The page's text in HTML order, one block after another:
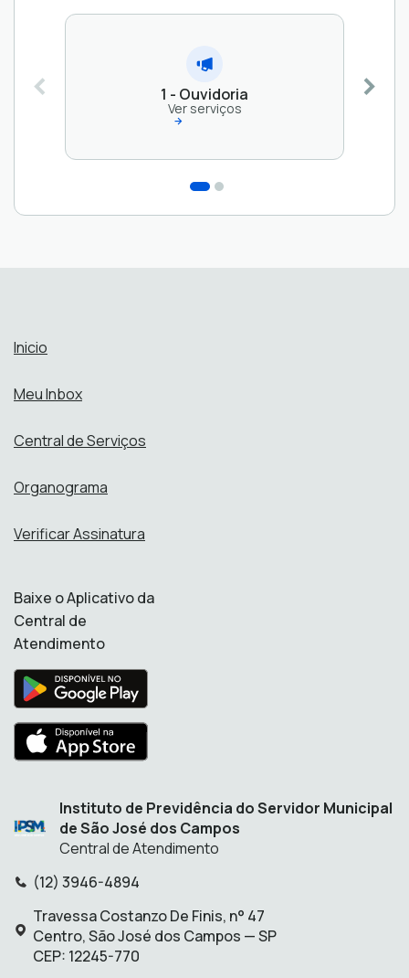
1 - Ouvidoria
Ver serviços
Inicio
Meu Inbox
Central de Serviços
Organograma
Verificar Assinatura
Baixe o Aplicativo da
Central de
Atendimento
Instituto de Previdência do Servidor Municipal
de São José dos Campos
Central de Atendimento
(12) 3946-4894
Endereço:
Travessa Costanzo De Finis, n° 47
Centro, São José dos Campos — SP
CEP: 12245-770